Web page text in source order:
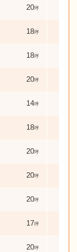
20坪
18坪
18坪
20坪
14坪
18坪
20坪
20坪
20坪
17坪
20坪